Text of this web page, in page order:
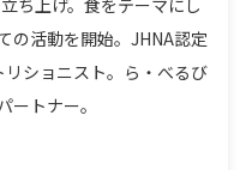
の活動を開始。JHNA認定
ショニスト。ら・べるび
トナー。